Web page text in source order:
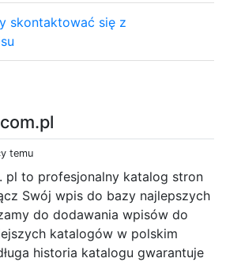
temu
pl to profesjonalny katalog stron
Swój wpis do bazy najlepszych
do dodawania wpisów do
katalogów w polskim
historia katalogu gwarantuje
skontaktować się z